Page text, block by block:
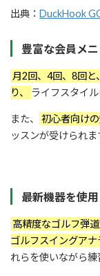
出典： DuckHook
豊富な会員メ
月2回、4回、8回
り、 ライフスタイ
また、 初心者向け
ッスンが受けられま
最新機器を使
高精度なゴルフ弾
ゴルフスイングアナ
れらを使いながら練